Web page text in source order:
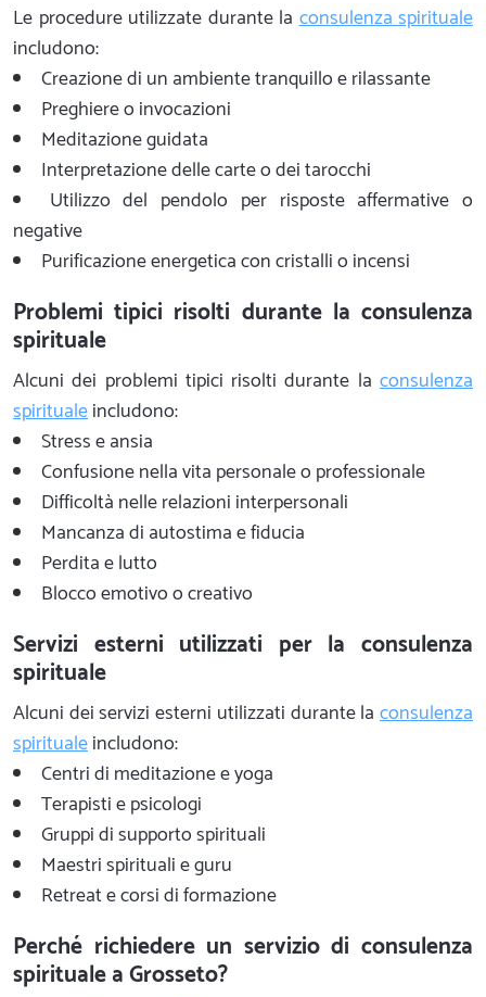
Le procedure utilizzate durante laconsulenza spirituale
includono:
Creazione di un ambiente tranquillo e rilassante
Preghiere o invocazioni
Meditazione guidata
Interpretazione delle carte o dei tarocchi
Utilizzo del pendolo per risposte affermative o
negative
Purificazione energetica con cristalli o incensi
Problemi tipici risolti durante la consulenza
spirituale
Alcuni dei problemi tipici risolti durante la consulenza
spiritualeincludono:
Stress e ansia
Confusione nella vita personale o professionale
Difficoltà nelle relazioni interpersonali
Mancanza di autostima e fiducia
Perdita e lutto
Blocco emotivo o creativo
Servizi esterni utilizzati per la consulenza
spirituale
Alcuni dei servizi esterni utilizzati durante la consulenza
spiritualeincludono:
Centri di meditazione e yoga
Terapisti e psicologi
Gruppi di supporto spirituali
Maestri spirituali e guru
Retreat e corsi di formazione
Perché richiedere un servizio di consulenza
spirituale a Grosseto?